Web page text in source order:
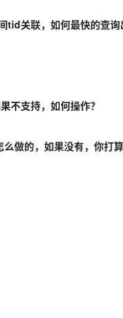
tid关联，如何最快的查
不支持，如何操作？
做的，如果没有，你打